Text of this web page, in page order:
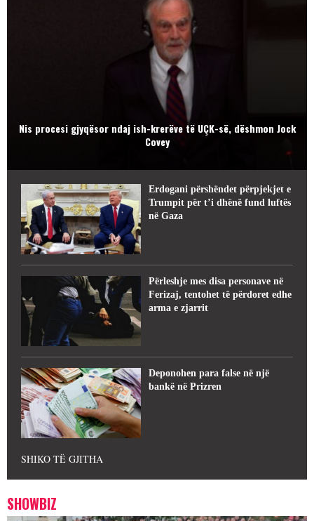
Nis procesi gjyqësor ndaj ish-krerëve të UÇK-së, dëshmon Jock
Covey
Erdogani përshëndet përpjekjet e
Trumpit për t’i dhënë fund luftës
në Gaza
Përleshje mes disa personave në
Ferizaj, tentohet të përdoret edhe
arma e zjarrit
Deponohen para false në një
bankë në Prizren
SHIKO TË GJITHA
SHOWBIZ